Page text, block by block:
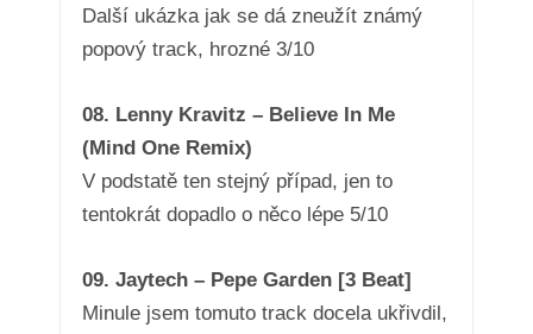
Další ukázka jak se dá zneužít známý
popový track, hrozné 3/10
08. Lenny Kravitz – Believe In Me
(Mind One Remix)
V podstatě ten stejný případ, jen to
tentokrát dopadlo o něco lépe 5/10
09. Jaytech – Pepe Garden [3 Beat]
Minule jsem tomuto track docela ukřivdil,